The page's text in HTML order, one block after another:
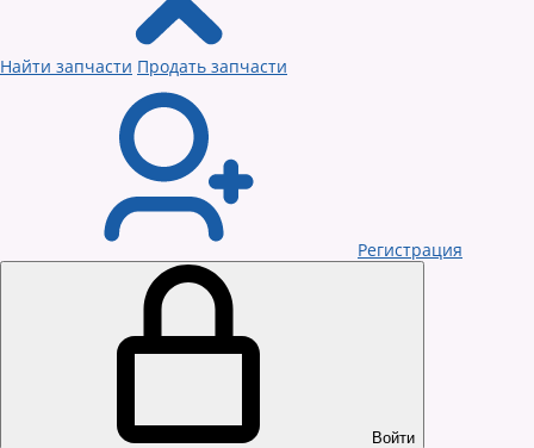
Найти запчасти Продать запчасти
Регистрация
Войти